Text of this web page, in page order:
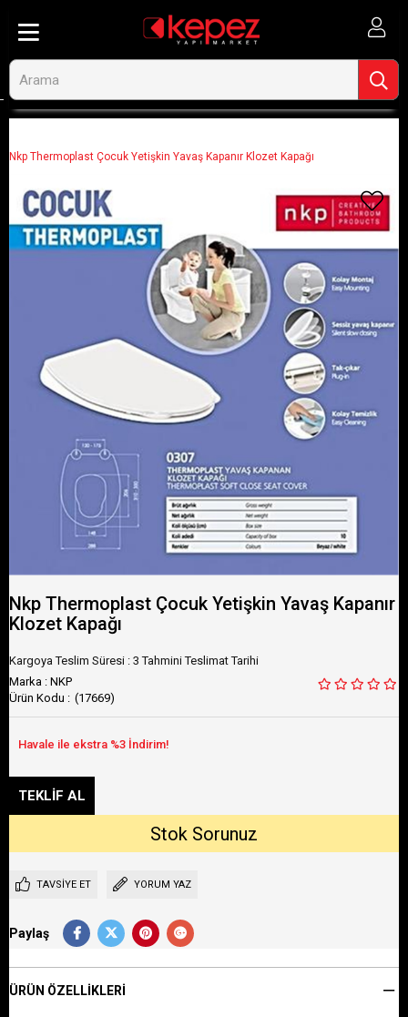
Nkp Thermoplast Çocuk Yetişkin Yavaş Kapanır Klozet Kapağı
Nkp Thermoplast Çocuk Yetişkin Yavaş Kapanır
Klozet Kapağı
Kargoya Teslim Süresi : 3 Tahmini Teslimat Tarihi
Marka : NKP
(17669)
TAVSIYE ET YORUM YAZ
Paylaş
ÜRÜN ÖZELLIKLERI